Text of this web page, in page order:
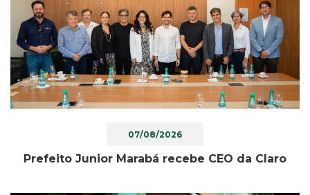
07/08/2026
Prefeito Junior Marabá recebe CEO da Claro